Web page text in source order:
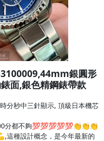
銀圓形
面,銀色精鋼錶帶款
分秒中三針顯示, 頂級日本機芯
分都不夠💯💯💯💯💯👏👏👏
種設計概念，是今年最新的